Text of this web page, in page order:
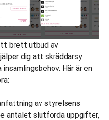
brett utbud av
dig att skräddarsy
Här är en
av styrelsens
antalet slutförda uppgifter,